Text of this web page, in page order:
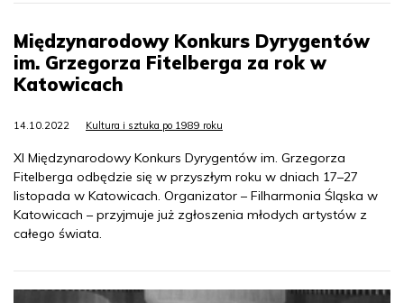
Międzynarodowy Konkurs Dyrygentów
im. Grzegorza Fitelberga za rok w
Katowicach
14.10.2022 Kultura i sztuka po 1989 roku
XI Międzynarodowy Konkurs Dyrygentów im. Grzegorza
Fitelberga odbędzie się w przyszłym roku w dniach 17–27
listopada w Katowicach. Organizator – Filharmonia Śląska w
Katowicach – przyjmuje już zgłoszenia młodych artystów z
całego świata.